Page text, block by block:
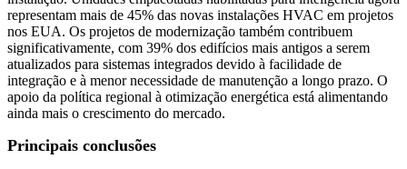
representam mais de 45% das novas instalações HVAC em projetos
nos EUA. Os projetos de modernização também contribuem
significativamente, com 39% dos edifícios mais antigos a serem
atualizados para sistemas integrados devido à facilidade de
integração e à menor necessidade de manutenção a longo prazo. O
apoio da política regional à otimização energética está alimentando
ainda mais o crescimento do mercado.
Principais conclusões